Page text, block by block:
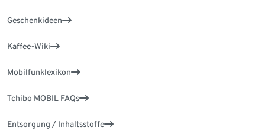
Geschenkideen
Kaffee-Wiki
Mobilfunklexikon
Tchibo MOBIL FAQs
Entsorgung / Inhaltsstoffe